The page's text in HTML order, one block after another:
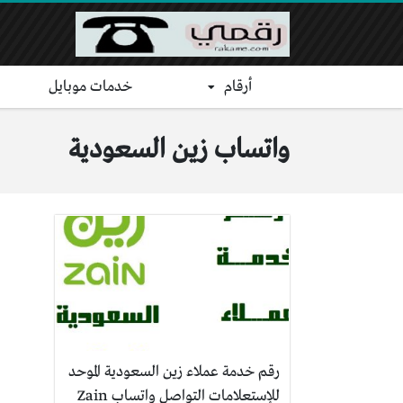
أرقام خدمات موبايل
واتساب زين السعودية
رقم خدمة عملاء زين السعودية الموحد
للإستعلامات التواصل واتساب Zain